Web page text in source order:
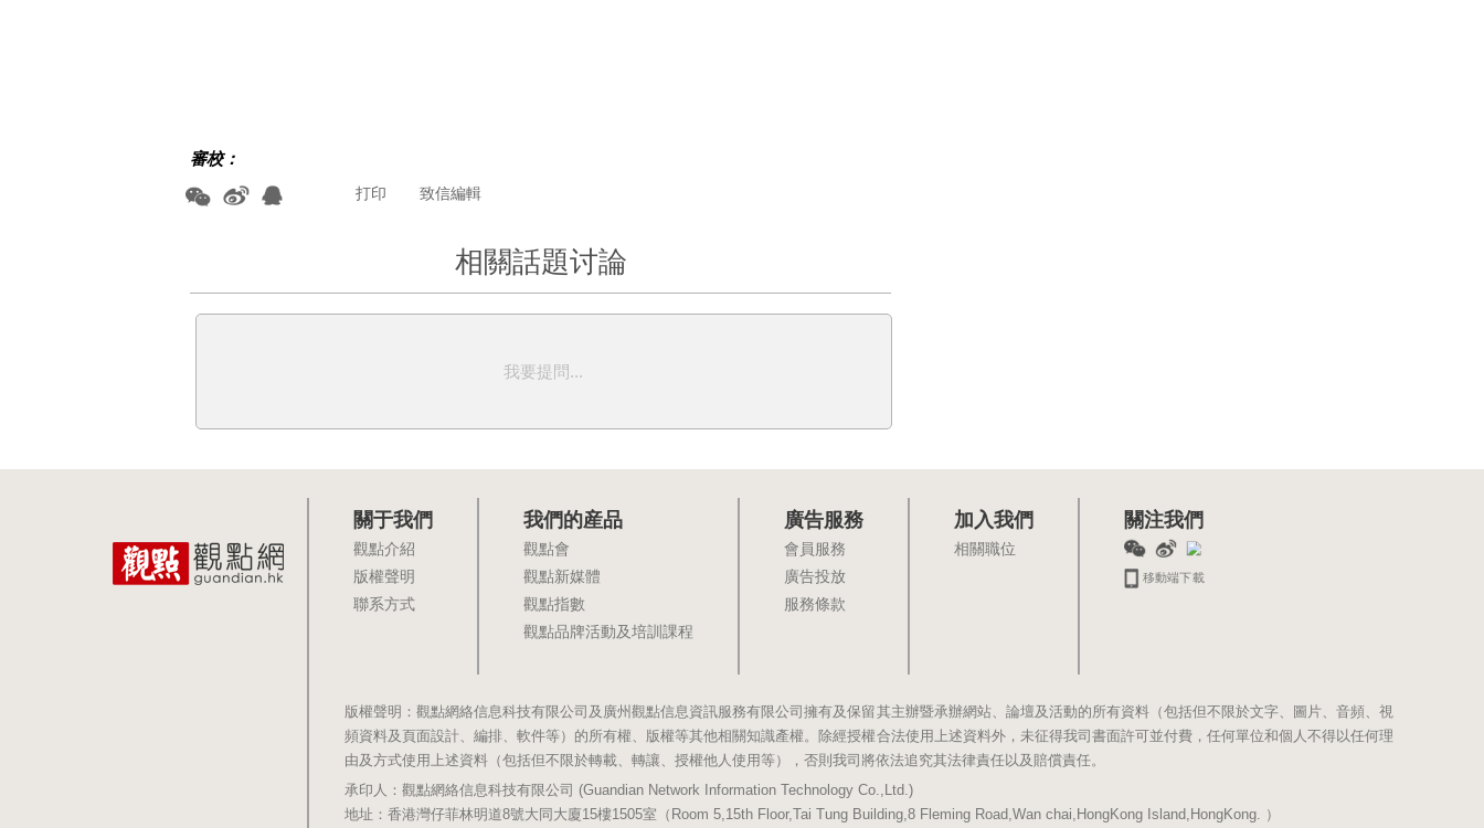
審校：
致信編輯
打印
相關話題讨論
我要提問...
關于我們
觀點介紹
版權聲明
聯系方式
我們的産品
觀點會
觀點新媒體
觀點指數
觀點品牌活動及培訓課程
廣告服務
會員服務
廣告投放
服務條款
加入我們
相關職位
關注我們
移動端下載
版權聲明：觀點網絡信息科技有限公司及廣州觀點信息資訊服務有限公司擁有及保留其主辦暨承辦網站、論壇及活動的所有資料（包括但不限於文字、圖片、音頻、視
頻資料及頁面設計、編排、軟件等）的所有權、版權等其他相關知識產權。除經授權合法使用上述資料外，未征得我司書面許可並付費，任何單位和個人不得以任何理
由及方式使用上述資料（包括但不限於轉載、轉讓、授權他人使用等），否則我司將依法追究其法律責任以及賠償責任。
承印人：觀點網絡信息科技有限公司 (Guandian Network Information Technology Co.,Ltd.)
地址：香港灣仔菲林明道8號大同大廈15樓1505室（Room 5,15th Floor,Tai Tung Building,8 Fleming Road,Wan chai,HongKong Island,HongKong. ）